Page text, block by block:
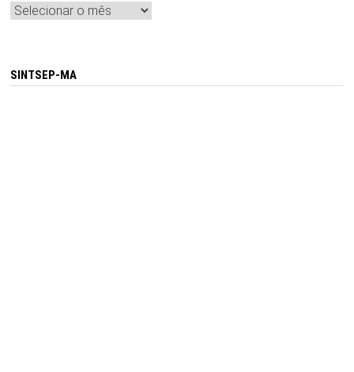
Arquivos
SINTSEP-MA